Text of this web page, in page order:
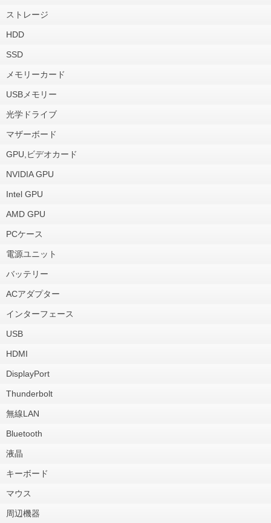
ストレージ
HDD
SSD
メモリーカード
USBメモリー
光学ドライブ
マザーボード
GPU,ビデオカード
NVIDIA GPU
Intel GPU
AMD GPU
PCケース
電源ユニット
バッテリー
ACアダプター
インターフェース
USB
HDMI
DisplayPort
Thunderbolt
無線LAN
Bluetooth
液晶
キーボード
マウス
周辺機器